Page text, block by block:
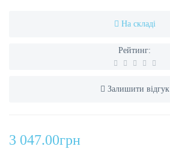
На складі
Рейтинг:
Залишити відгук
3 047.00грн